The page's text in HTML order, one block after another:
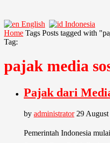
English
Indonesia
Home Tags Posts tagged with
Tag:
pajak media
Pajak dari
by administrator 29
Pemerintah Indonesia